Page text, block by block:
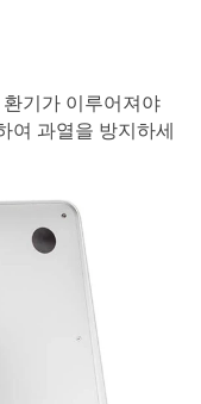
기가 이루어져야
여 과열을 방지하세